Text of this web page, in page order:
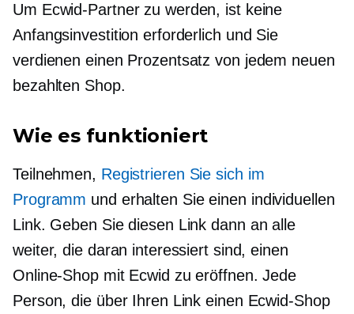
Um Ecwid-Partner zu werden, ist keine
Anfangsinvestition erforderlich und Sie
verdienen einen Prozentsatz von jedem neuen
bezahlten Shop.
Wie es funktioniert
Teilnehmen, Registrieren Sie sich im
Programm und erhalten Sie einen individuellen
Link. Geben Sie diesen Link dann an alle
weiter, die daran interessiert sind, einen
Online-Shop mit Ecwid zu eröffnen. Jede
Person, die über Ihren Link einen Ecwid-Shop